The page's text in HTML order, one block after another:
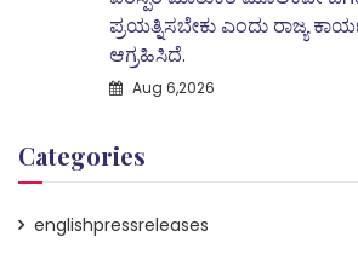
ಪ್ರಯತ್ನಿಸಬೇಕು ಎಂದು ರಾಜ್ಯ
ಆಗ್ರಹಿಸಿದೆ.
Aug 6,2026
Categories
englishpressreleases